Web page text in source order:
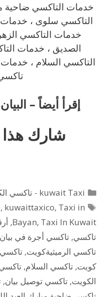
خدمات التاكسي ضاحية
التاكسي سلوى ،
خدمات التاكسي
الصديق ، خدمات
التاكسي السلام ،
إقرأ أيضاً –
شارك
التصنيفات
kuwait Taxi - تاكسي الكويت
الوسوم
, kuwaittaxico, Taxi in
Bayan, Taxi In Kuwait
,
تاكسي, تاكسي أجرة في
تاكسي الرميثيةكويت, تاكسي
كويت, تاكسي السلام,
الكويت, تاكسي توصيل بيان,